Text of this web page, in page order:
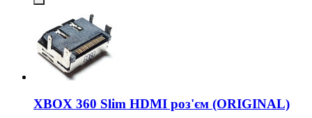
XBOX 360 Slim HDMI роз'єм (ORIGINAL)